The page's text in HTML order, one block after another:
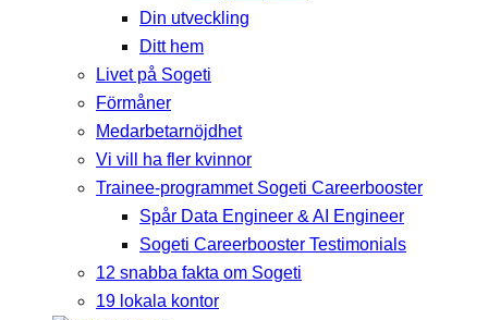
Din utveckling
Ditt hem
Livet på Sogeti
Förmåner
Medarbetarnöjdhet
Vi vill ha fler kvinnor
Trainee-programmet Sogeti Careerbooster
Spår Data Engineer & AI Engineer
Sogeti Careerbooster Testimonials
12 snabba fakta om Sogeti
19 lokala kontor